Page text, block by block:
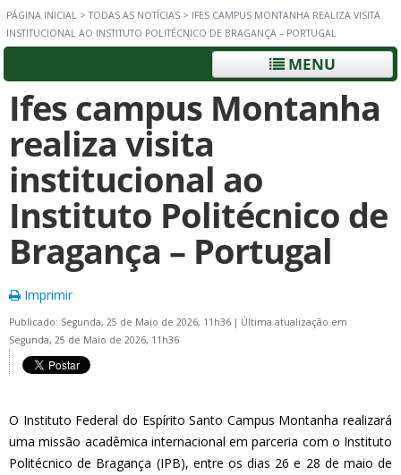
PÁGINA INICIAL >TODAS AS NOTÍCIAS > IFES CAMPUS MONTANHA REALIZA VISITA
INSTITUCIONAL AO INSTITUTO POLITÉCNICO DE BRAGANÇA – PORTUGAL
MENU
Ifes campus Montanha
realiza visita
institucional ao
Instituto Politécnico de
Bragança – Portugal
Imprimir
Publicado: Segunda, 25 de Maio de 2026, 11h36 | Última atualização em
Segunda, 25 de Maio de 2026, 11h36
O Instituto Federal do Espírito Santo Campus Montanha realizará
uma missão acadêmica internacional em parceria com o Instituto
Politécnico de Bragança (IPB), entre os dias 26 e 28 de maio de